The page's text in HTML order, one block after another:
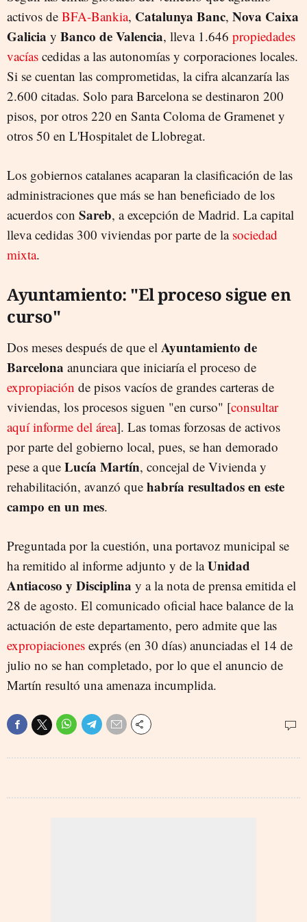
activos de BFA-Bankia, Catalunya Banc, Nova Caixa
Galicia y Banco de Valencia, lleva 1.646 propiedades
vacías cedidas a las autonomías y corporaciones locales.
Si se cuentan las comprometidas, la cifra alcanzaría las
2.600 citadas. Solo para Barcelona se destinaron 200
pisos, por otros 220 en Santa Coloma de Gramenet y
otros 50 en L'Hospitalet de Llobregat.
Los gobiernos catalanes acaparan la clasificación de las
administraciones que más se han beneficiado de los
acuerdos con Sareb, a excepción de Madrid. La capital
lleva cedidas 300 viviendas por parte de la sociedad
mixta.
Ayuntamiento: "El proceso sigue en
curso"
Dos meses después de que el Ayuntamiento de
Barcelona anunciara que iniciaría el proceso de
expropiación de pisos vacíos de grandes carteras de
viviendas, los procesos siguen "en curso" [consultar
aquí informe del área]. Las tomas forzosas de activos
por parte del gobierno local, pues, se han demorado
pese a que Lucía Martín, concejal de Vivienda y
rehabilitación, avanzó que habría resultados en este
campo en un mes.
Preguntada por la cuestión, una portavoz municipal se
ha remitido al informe adjunto y de laUnidad
Antiacoso y Disciplina y a la nota de prensa emitida el
28 de agosto. El comunicado oficial hace balance de la
actuación de este departamento, pero admite que las
expropiaciones exprés (en 30 días) anunciadas el 14 de
julio no se han completado, por lo que el anuncio de
Martín resultó una amenaza incumplida.